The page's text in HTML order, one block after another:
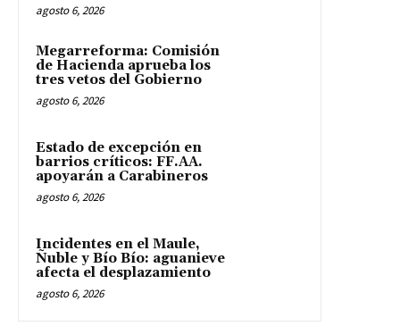
agosto 6, 2026
Megarreforma: Comisión
de Hacienda aprueba los
tres vetos del Gobierno
agosto 6, 2026
Estado de excepción en
barrios críticos: FF.AA.
apoyarán a Carabineros
agosto 6, 2026
Incidentes en el Maule,
Ñuble y Bío Bío: aguanieve
afecta el desplazamiento
agosto 6, 2026